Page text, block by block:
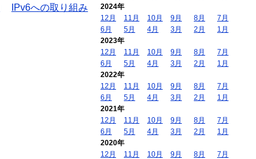
IPv6への取り組み
2024年
12月
11月 10月 9月 8月
7月
6月
5月 4月 3月 2月
1月
2023年
12月
11月 10月 9月 8月
7月
6月
5月 4月 3月 2月
1月
2022年
12月
11月 10月 9月 8月
7月
6月
5月 4月 3月 2月
1月
2021年
12月
11月 10月 9月 8月
7月
6月
5月 4月 3月 2月
1月
2020年
12月
11月 10月 9月 8月
7月